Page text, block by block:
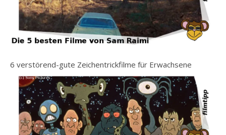
6 verstörend-gute Zeichentrickfilme für Erwachsene